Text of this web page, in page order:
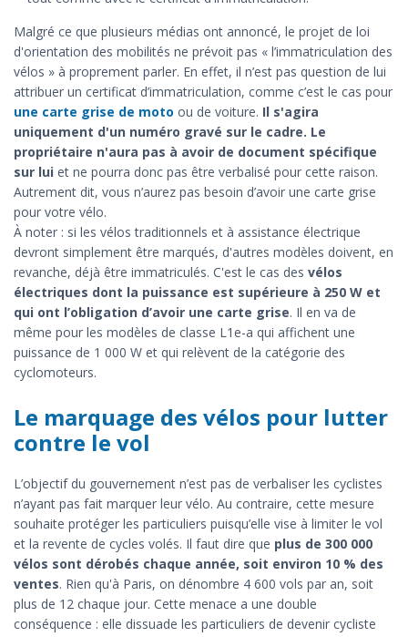
Malgré ce que plusieurs médias ont annoncé, le projet de loi
d'orientation des mobilités ne prévoit pas « l’immatriculation des
vélos » à proprement parler. En effet, il n’est pas question de lui
attribuer un certificat d’immatriculation, comme c’est le cas pour
une carte grise de moto ou de voiture. Il s'agira
uniquement d'un numéro gravé sur le cadre. Le
propriétaire n'aura pas à avoir de document spécifique
sur lui et ne pourra donc pas être verbalisé pour cette raison.
Autrement dit, vous n’aurez pas besoin d’avoir une carte grise
pour votre vélo.
À noter : si les vélos traditionnels et à assistance électrique
devront simplement être marqués, d'autres modèles doivent, en
revanche, déjà être immatriculés. C'est le cas des vélos
électriques dont la puissance est supérieure à 250 W et
qui ont l’obligation d’avoir une carte grise. Il en va de
même pour les modèles de classe L1e-a qui affichent une
puissance de 1 000 W et qui relèvent de la catégorie des
cyclomoteurs.
Le marquage des vélos pour lutter
contre le vol
L’objectif du gouvernement n’est pas de verbaliser les cyclistes
n’ayant pas fait marquer leur vélo. Au contraire, cette mesure
souhaite protéger les particuliers puisqu’elle vise à limiter le vol
et la revente de cycles volés. Il faut dire que plus de 300 000
vélos sont dérobés chaque année, soit environ 10 % des
ventes. Rien qu'à Paris, on dénombre 4 600 vols par an, soit
plus de 12 chaque jour. Cette menace a une double
conséquence : elle dissuade les particuliers de devenir cycliste